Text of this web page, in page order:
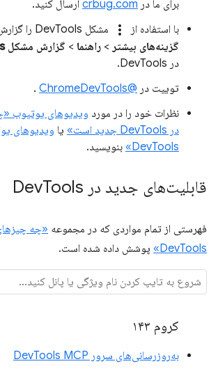
برای ما در crbug.com ارسال کنید.
با استفاده از
more_vert
مشکل DevTools را گزارش دهید.
گزینه‌های بیشتر > راهنما > گزارش مشکل DevTools
در DevTools.
توییت در @ChromeDevTools
.
نظرات خود را در مورد ویدیوهای یوتیوب
در DevTools جدید است»
یا ویدیوهای
DevTools»
بنویسید.
قابلیت‌های جدید در Dev Tools
فهرستی از تمام مواردی که در مجموعه «چه
DevTools»
پوشش داده شده است.
کروم ۱۴۳
به‌روزرسانی‌های سرور DevTools MCP